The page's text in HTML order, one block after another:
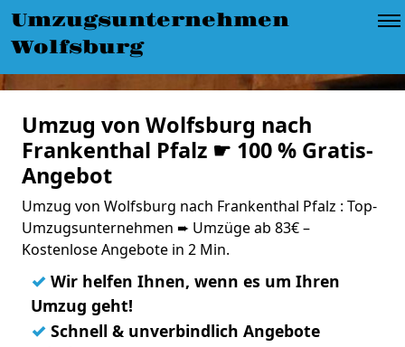
Umzugsunternehmen
Wolfsburg
Umzug von Wolfsburg nach
Frankenthal Pfalz ☛ 100 % Gratis-
Angebot
Umzug von Wolfsburg nach Frankenthal Pfalz : Top-
Umzugsunternehmen ➨ Umzüge ab 83€ –
Kostenlose Angebote in 2 Min.
✓ Wir helfen Ihnen, wenn es um Ihren
Umzug geht!
✓ Schnell & unverbindlich Angebote